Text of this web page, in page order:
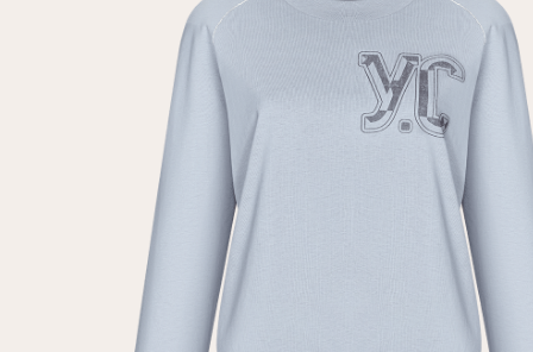
Пн—Пт
Новый
клиент
Электронная почта